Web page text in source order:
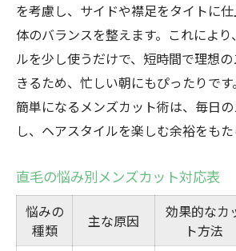
直毛×フェードカットで印
群馬県で人気のフェードカ
直毛に合うフェードカット
フェードカットが直毛を
直毛をおしゃれに魅せるフ
直毛の悩み解消メンズカッ
扱いにくい直毛を変える
直毛メンズカットで楽に
を考慮し、サイドや襟足をタイトに
体のバランスを整えます。これによ
ルを少し使うだけで、短時間で理想
きるため、忙しい朝にもぴったりで
簡単になるメンズカット術は、毎日
し、ヘアスタイルを楽しむ余裕をもた
直毛の悩み別メンズカット対応表
悩みの
種類
主な原因
効果的なカ
ト方法